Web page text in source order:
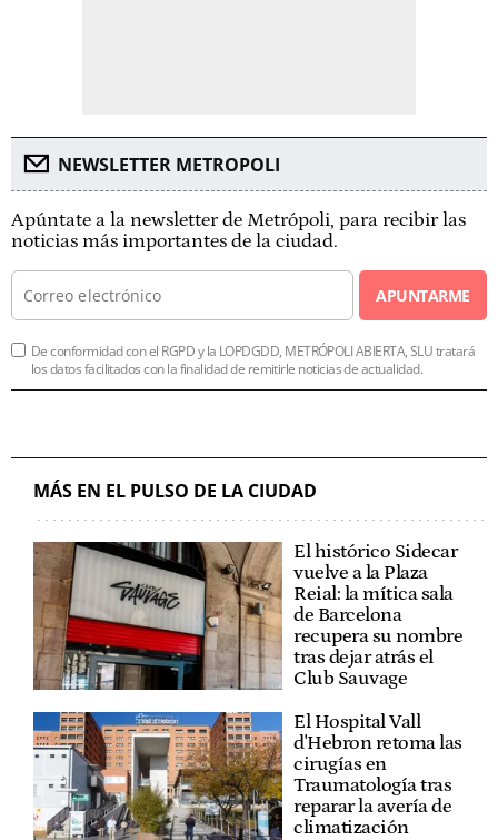
NEWSLETTER METROPOLI
Apúntate a la newsletter de Metrópoli, para recibir las
noticias más importantes de la ciudad.
APUNTARME
De conformidad con el RGPD y la LOPDGDD, METRÓPOLI ABIERTA, SLU tratará
los datos facilitados con la finalidad de remitirle noticias de actualidad.
MÁS EN EL PULSO DE LA CIUDAD
El histórico Sidecar
vuelve a la Plaza
Reial: la mítica sala
de Barcelona
recupera su nombre
tras dejar atrás el
Club Sauvage
El Hospital Vall
d'Hebron retoma las
cirugías en
Traumatología tras
reparar la avería de
climatización